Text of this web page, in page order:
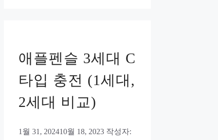
애플펜슬 3세대 C
타입 충전 (1세대,
2세대 비교)
1월 31, 202410월 18, 2023 작성자: